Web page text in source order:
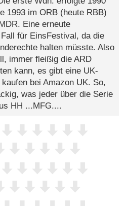
1993 im ORB (heute RBB)
Eine erneute
für EinsFestival, da die
halten müsste. Also
immer fleißig die ARD
kann, es gibt eine UK-
bei Amazon UK. So,
was jeder über die Serie
HH ...MFG....